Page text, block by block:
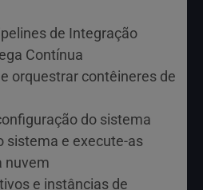
de Integração
Contínua
orquestrar contêineres de
do sistema
sistema e execute-as
nuvem
e instâncias de